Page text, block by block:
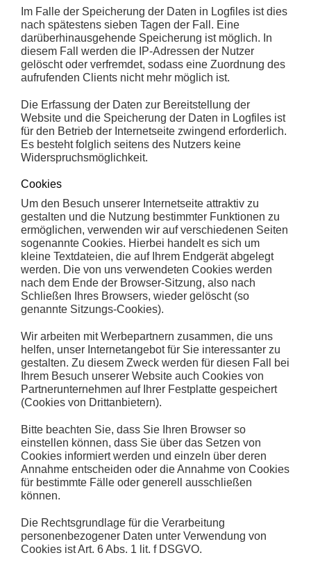
Im Falle der Speicherung der Daten in Logfiles ist dies
nach spätestens sieben Tagen der Fall. Eine
darüberhinausgehende Speicherung ist möglich. In
diesem Fall werden die IP-Adressen der Nutzer
gelöscht oder verfremdet, sodass eine Zuordnung des
aufrufenden Clients nicht mehr möglich ist.
Die Erfassung der Daten zur Bereitstellung der
Website und die Speicherung der Daten in Logfiles ist
für den Betrieb der Internetseite zwingend erforderlich.
Es besteht folglich seitens des Nutzers keine
Widerspruchsmöglichkeit.
Cookies
Um den Besuch unserer Internetseite attraktiv zu
gestalten und die Nutzung bestimmter Funktionen zu
ermöglichen, verwenden wir auf verschiedenen Seiten
sogenannte Cookies. Hierbei handelt es sich um
kleine Textdateien, die auf Ihrem Endgerät abgelegt
werden. Die von uns verwendeten Cookies werden
nach dem Ende der Browser-Sitzung, also nach
Schließen Ihres Browsers, wieder gelöscht (so
genannte Sitzungs-Cookies).
Wir arbeiten mit Werbepartnern zusammen, die uns
helfen, unser Internetangebot für Sie interessanter zu
gestalten. Zu diesem Zweck werden für diesen Fall bei
Ihrem Besuch unserer Website auch Cookies von
Partnerunternehmen auf Ihrer Festplatte gespeichert
(Cookies von Drittanbietern).
Bitte beachten Sie, dass Sie Ihren Browser so
einstellen können, dass Sie über das Setzen von
Cookies informiert werden und einzeln über deren
Annahme entscheiden oder die Annahme von Cookies
für bestimmte Fälle oder generell ausschließen
können.
Die Rechtsgrundlage für die Verarbeitung
personenbezogener Daten unter Verwendung von
Cookies ist Art. 6 Abs. 1 lit. f DSGVO.